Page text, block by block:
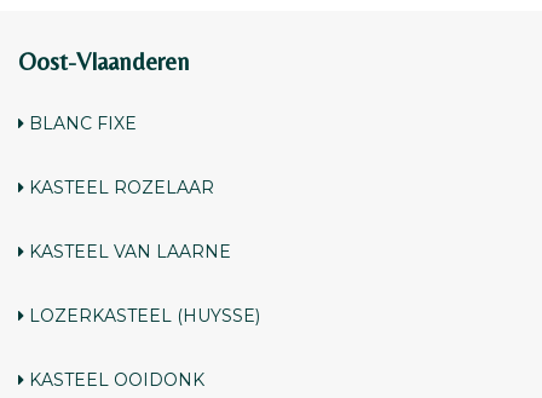
Oost-Vlaanderen
BLANC FIXE
KASTEEL ROZELAAR
KASTEEL VAN LAARNE
LOZERKASTEEL (HUYSSE)
KASTEEL OOIDONK